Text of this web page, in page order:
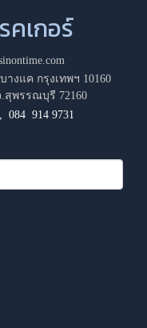
คเกอร์
งแค กรุงเทพฯ 10160
สุพรรณบุรี 72160
,084 914 9731